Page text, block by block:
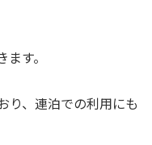
す。
り、連泊での利用にも